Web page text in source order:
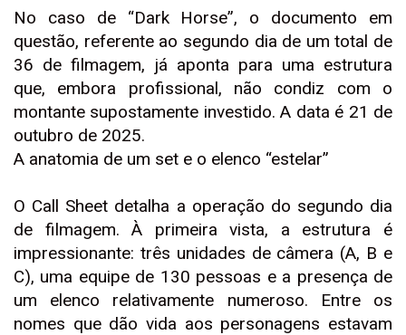
No caso de “Dark Horse”, o documento em
questão, referente ao segundo dia de um total de
36 de filmagem, já aponta para uma estrutura
que, embora profissional, não condiz com o
montante supostamente investido. A data é 21 de
outubro de 2025.
A anatomia de um set e o elenco “estelar”
O Call Sheet detalha a operação do segundo dia
de filmagem. À primeira vista, a estrutura é
impressionante: três unidades de câmera (A, B e
C), uma equipe de 130 pessoas e a presença de
um elenco relativamente numeroso. Entre os
nomes que dão vida aos personagens estavam